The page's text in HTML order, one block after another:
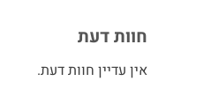
חוות דעת
אין עדיין חוות דעת.